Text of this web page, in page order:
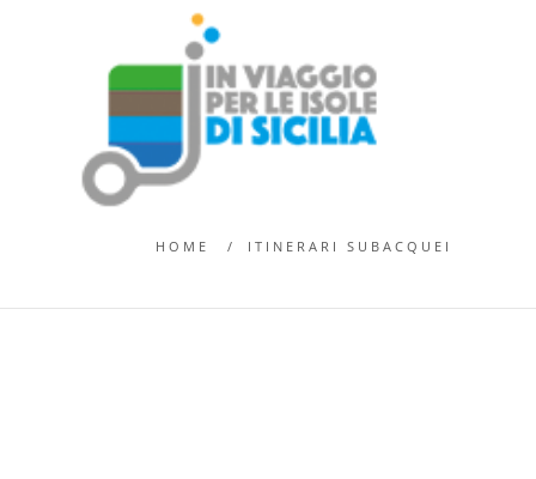
PANTELLERIA
HOME ITINERARI SUBACQUEI